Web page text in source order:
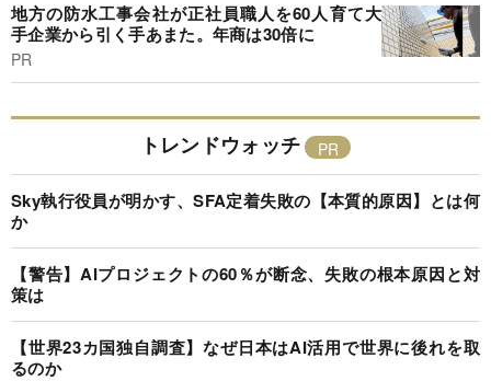
地方の防水工事会社が正社員職人を60人育て大
手企業から引く手あまた。年商は30倍に
PR
トレンドウォッチ
Sky執行役員が明かす、SFA定着失敗の【本質的原因】とは何
か
【警告】AIプロジェクトの60％が断念、失敗の根本原因と対
策は
【世界23カ国独自調査】なぜ日本はAI活用で世界に後れを取
るのか